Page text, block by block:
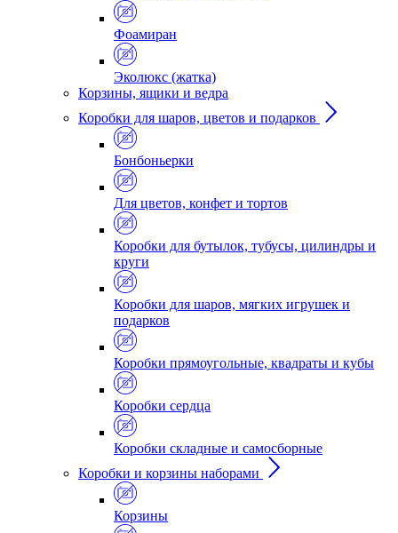
Фоамиран
Эколюкс (жатка)
Корзины, ящики и ведра
Коробки для шаров, цветов и подарков
Бонбоньерки
Для цветов, конфет и тортов
Коробки для бутылок, тубусы, цилиндры и
круги
Коробки для шаров, мягких игрушек и
подарков
Коробки прямоугольные, квадраты и кубы
Коробки сердца
Коробки складные и самосборные
Коробки и корзины наборами
Корзины